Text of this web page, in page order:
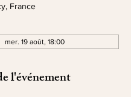
France
mer. 19 août, 18:00
l'événement